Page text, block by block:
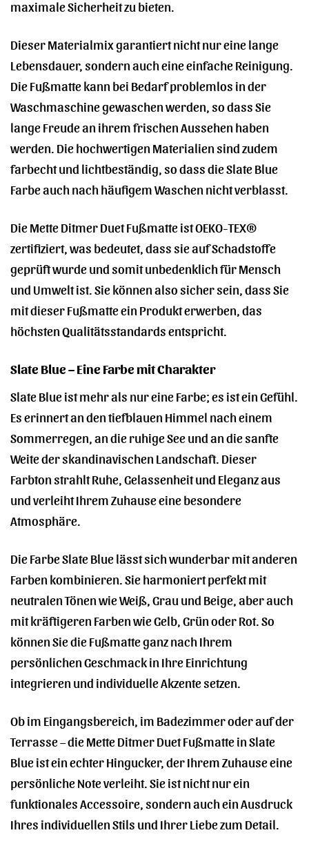
maximale Sicherheit zu bieten.
Dieser Materialmix garantiert nicht nur eine lange
Lebensdauer, sondern auch eine einfache Reinigung.
Die Fußmatte kann bei Bedarf problemlos in der
Waschmaschine gewaschen werden, so dass Sie
lange Freude an ihrem frischen Aussehen haben
werden. Die hochwertigen Materialien sind zudem
farbecht und lichtbeständig, so dass die Slate Blue
Farbe auch nach häufigem Waschen nicht verblasst.
Die Mette Ditmer Duet Fußmatte ist OEKO-TEX®
zertifiziert, was bedeutet, dass sie auf Schadstoffe
geprüft wurde und somit unbedenklich für Mensch
und Umwelt ist. Sie können also sicher sein, dass Sie
mit dieser Fußmatte ein Produkt erwerben, das
höchsten Qualitätsstandards entspricht.
Slate Blue – Eine Farbe mit Charakter
Slate Blue ist mehr als nur eine Farbe; es ist ein Gefühl.
Es erinnert an den tiefblauen Himmel nach einem
Sommerregen, an die ruhige See und an die sanfte
Weite der skandinavischen Landschaft. Dieser
Farbton strahlt Ruhe, Gelassenheit und Eleganz aus
und verleiht Ihrem Zuhause eine besondere
Atmosphäre.
Die Farbe Slate Blue lässt sich wunderbar mit anderen
Farben kombinieren. Sie harmoniert perfekt mit
neutralen Tönen wie Weiß, Grau und Beige, aber auch
mit kräftigeren Farben wie Gelb, Grün oder Rot. So
können Sie die Fußmatte ganz nach Ihrem
persönlichen Geschmack in Ihre Einrichtung
integrieren und individuelle Akzente setzen.
Ob im Eingangsbereich, im Badezimmer oder auf der
Terrasse – die Mette Ditmer Duet Fußmatte in Slate
Blue ist ein echter Hingucker, der Ihrem Zuhause eine
persönliche Note verleiht. Sie ist nicht nur ein
funktionales Accessoire, sondern auch ein Ausdruck
Ihres individuellen Stils und Ihrer Liebe zum Detail.